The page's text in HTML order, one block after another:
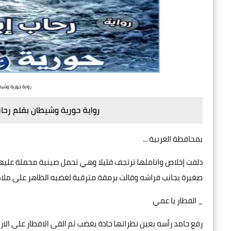
رواية حورية
رواية حورية وشيطان بقلم
بمحافظة الغربية ...
دلفت إخلاص واناملها ترتجف قليلا وهي تحمل صينية محملة
صغيرة بجانب فراشه وقالت برمقة مترقبة لغضبه الظاهر على
_ الفطار يا عمي
رفع حامد رأسه بعين نظراتها حادة بغضب ثم القى الافطار على